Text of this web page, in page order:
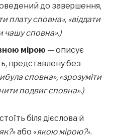
до завершення,
плату сповна», «віддати
чашу сповна».)
мірою — описує
представлену без
сповна», «зрозуміти
подвиг сповна».)
біля дієслова й
як?» або «якою мірою?».